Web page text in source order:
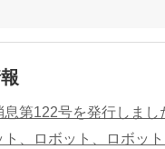
息第122号を発行しまし
ト、ロボット、ロボッ